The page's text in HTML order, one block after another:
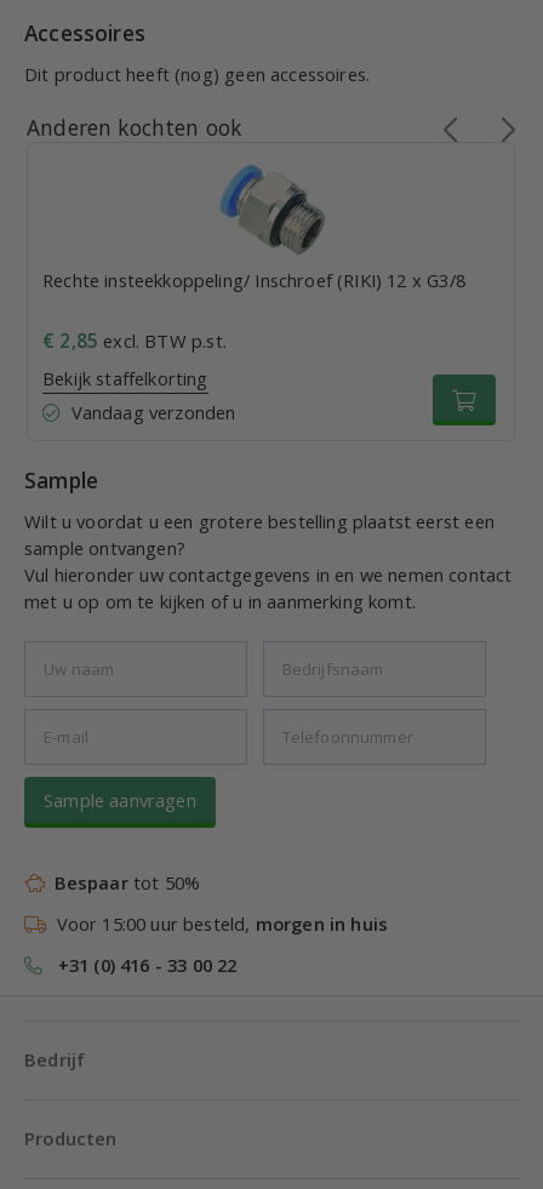
Accessoires
Dit product heeft (nog) geen accessoires.
Anderen kochten ook
Rechte insteekkoppeling/ Inschroef (RIKI) 12 x G3/8
€ 2,85 excl. BTW p.st.
Bekijk staffelkorting
Vandaag verzonden
Sample
Wilt u voordat u een grotere bestelling plaatst eerst een
sample ontvangen?
Vul hieronder uw contactgegevens in en we nemen contact
met u op om te kijken of u in aanmerking komt.
Sample aanvragen
Bespaartot 50%
Voor 15:00 uur besteld, morgen in huis
+31 (0) 416 - 33 00 22
Bedrijf
Producten